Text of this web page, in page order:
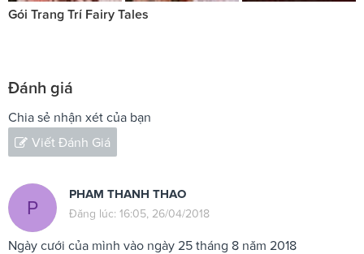
Gói Trang Trí Fairy Tales
Đánh giá
Chia sẻ nhận xét của bạn
Viết Đánh Giá
P
PHAM THANH THAO
Đăng lúc: 16:05, 26/04/2018
Ngày cưới của mình vào ngày 25 tháng 8 năm 2018